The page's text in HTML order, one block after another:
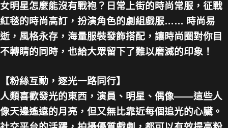
女明星怎麼能沒有戰袍？日常上街的時尚常服，征戰
紅毯的時尚高訂，扮演角色的劇組戲服…… 時尚易
逝，風格永存，海量服裝發飾搭配，讓時尚圈對你目
不轉睛的同時，也給大眾留下了難以磨滅的印象！
【粉絲互動，逐光一路同行】
人類喜歡發光的東西，演員、明星、偶像——這些人
像天邊遙遠的月亮，但又無比靠近每個追光的心臟。